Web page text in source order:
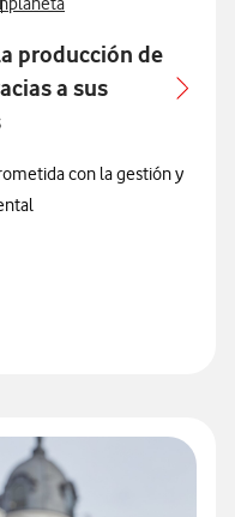
producción de
a sus
con la gestión y